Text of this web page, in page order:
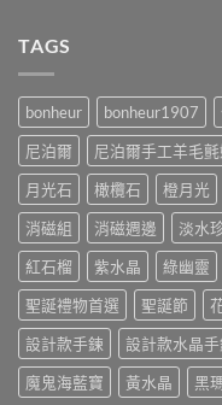
TAGS
bonheur bonheur1907
尼泊爾
尼泊爾手工羊毛
月光石
橄欖石 橙月光
消磁組
消磁週邊 淡水
紅石榴
紫水晶 綠幽靈
聖誕禮物首選
聖誕節
設計款手鍊
設計款水晶手
魔鬼海藍寶
黃水晶 黑